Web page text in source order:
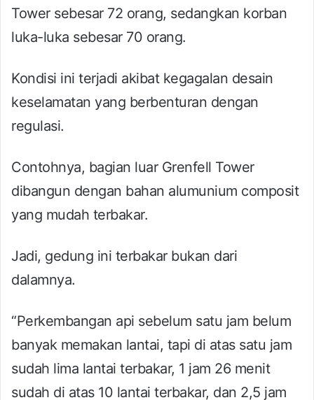
Tower sebesar 72 orang, sedangkan korban
luka-luka sebesar 70 orang.
Kondisi ini terjadi akibat kegagalan desain
keselamatan yang berbenturan dengan
regulasi.
Contohnya, bagian luar Grenfell Tower
dibangun dengan bahan alumunium composit
yang mudah terbakar.
Jadi, gedung ini terbakar bukan dari
dalamnya.
“Perkembangan api sebelum satu jam belum
banyak memakan lantai, tapi di atas satu jam
sudah lima lantai terbakar, 1 jam 26 menit
sudah di atas 10 lantai terbakar, dan 2,5 jam